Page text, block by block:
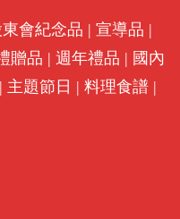
東會紀念品 | 宣導品 |
贈品 | 週年禮品 | 國內
| 主題節日 | 料理食譜 |